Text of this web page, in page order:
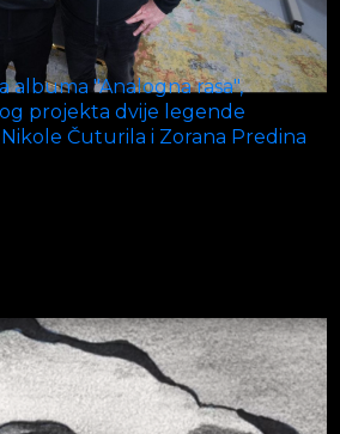
albuma "Analogna rasa",
projekta dvije legende
Čuturila i Zorana Predina